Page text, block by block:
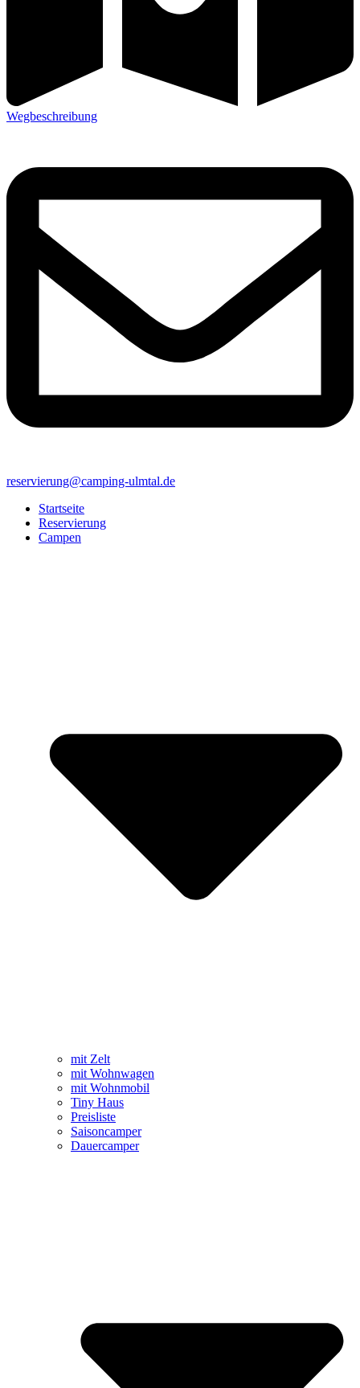
Wegbeschreibung
reservierung@camping-ulmtal.de
Startseite
Reservierung
Campen
mit Zelt
mit Wohnwagen
mit Wohnmobil
Tiny Haus
Preisliste
Saisoncamper
Dauercamper